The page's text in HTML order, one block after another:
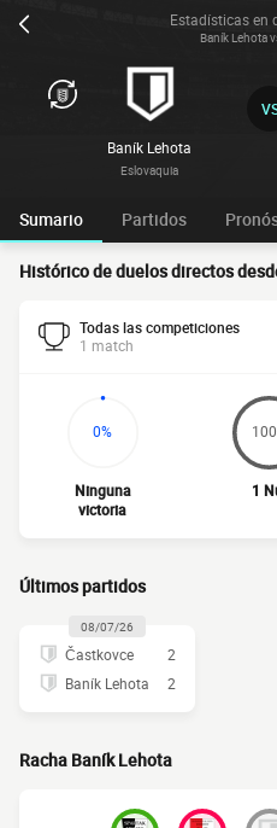
Estadísticas en
Baník Lehota
Baník Lehota
Eslovaquia
Sumario Partidos
Histórico de duelos directos
Todas las competiciones
1 match
0%
Ninguna
victoria
1
Últimos partidos
08/07/26
Častkovce
2
Baník Lehota
2
Racha Baník Lehota